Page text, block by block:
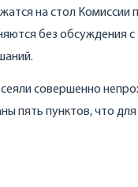
на стол Комиссии
без обсуждения
совершенно
пять пунктов, что